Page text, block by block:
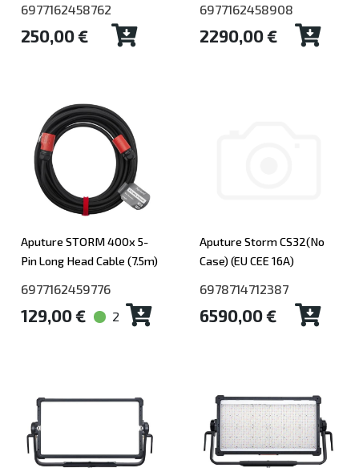
6977162458762
250,00 €
6977162458908
2290,00 €
Aputure STORM 400x 5-
Pin Long Head Cable (7.5m)
6977162459776
129,00 € 2
Aputure Storm CS32(No
Case) (EU CEE 16A)
6978714712387
6590,00 €